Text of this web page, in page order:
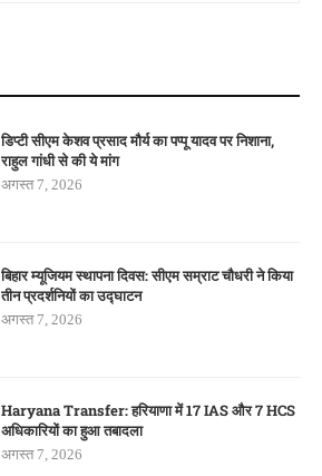
डिप्टी सीएम केशव प्रसाद मौर्य का पप्पू यादव पर निशाना,
राहुल गांधी से की ये मांग
अगस्त 7, 2026
बिहार म्यूजियम स्थापना दिवस: सीएम सम्राट चौधरी ने किया
तीन प्रदर्शनियों का उद्घाटन
अगस्त 7, 2026
Haryana Transfer: हरियाणा में 17 IAS और 7 HCS
अधिकारियों का हुआ तबादला
अगस्त 7, 2026